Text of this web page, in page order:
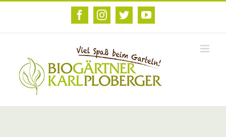
Zum
FacebookInstagram
TwitterYouTube